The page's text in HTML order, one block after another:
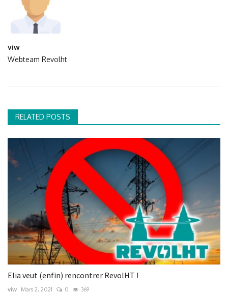
viw
Webteam Revolht
RELATED POSTS
Elia veut (enfin) rencontrer RevolHT !
viw Mars 2, 2021 0 369